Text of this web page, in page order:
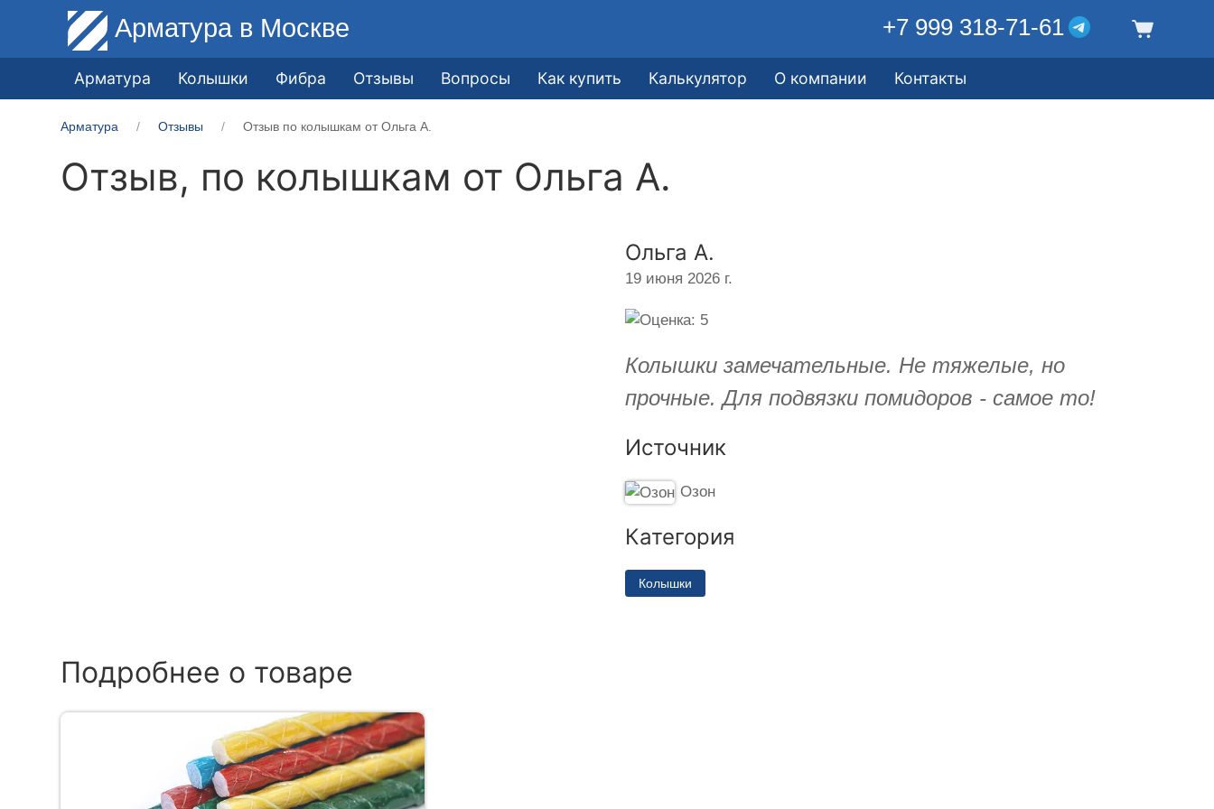
Арматура в Москве +7 999 318-71-61
Арматура Колышки Фибра Отзывы Вопросы Как купить Калькулятор О компании Контакты
Арматура Отзывы Отзыв по колышкам от Ольга А.
Отзыв, по колышкам от Ольга А.
Ольга А.
19 июня 2026 г.
Колышки замечательные. Не тяжелые, но
прочные. Для подвязки помидоров - самое то!
Источник
Озон
Категория
Колышки
Подробнее о товаре